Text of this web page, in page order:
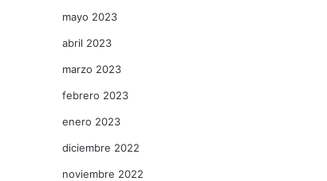
mayo 2023
abril 2023
marzo 2023
febrero 2023
enero 2023
diciembre 2022
noviembre 2022